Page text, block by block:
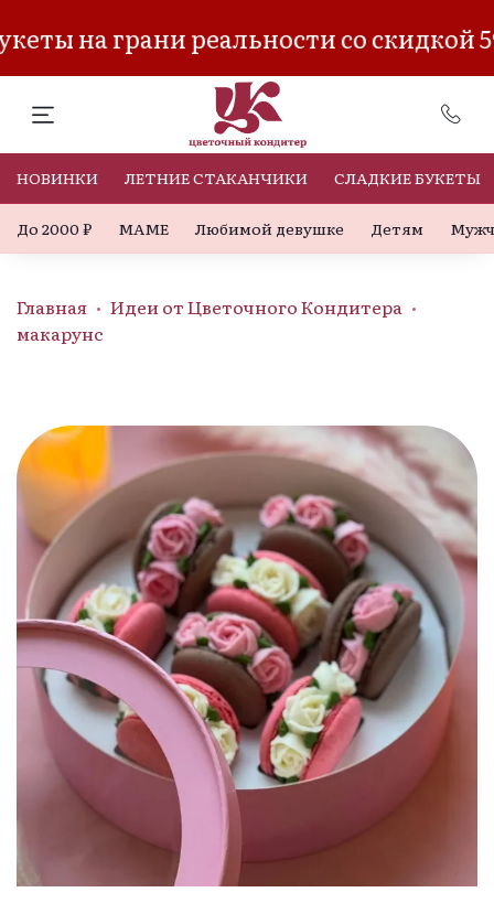
на грани реальности со скидкой
НОВИНКИ ЛЕТНИЕ СТАКАНЧИКИ СЛАДКИЕ БУКЕТЫ
До 2000 ₽ МАМЕ Любимой девушке Детям
Главная
Идеи от Цветочного Кондитера
макарунс